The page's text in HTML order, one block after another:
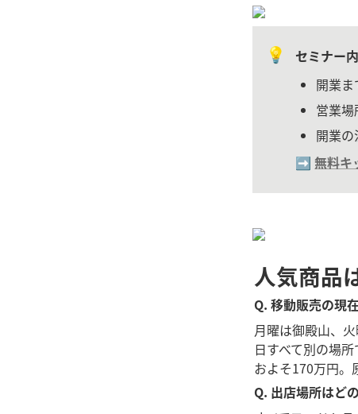
💡
セミナー
開業ま
営業場
開業の
➡️ 無料キ
人気商品
Q. 移動販売の現
月曜は御殿山、
日すべて別の場
およそ170万円。
Q. 出店場所はど